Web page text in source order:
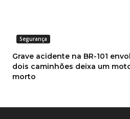
Segurança
Grave acidente na BR-101
dois caminhões deixa um
morto